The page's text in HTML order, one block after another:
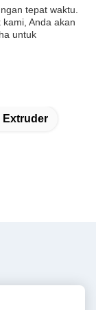
tepat waktu.
Anda akan
untuk
Extruder